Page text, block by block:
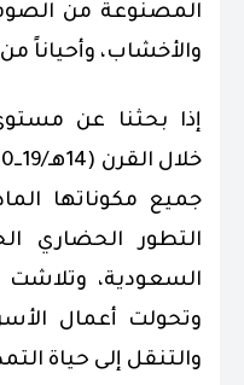
المصنوعة من
والأخشاب، وأحياناً
إذا بحثنا عن
جميع مكوناتها
التطور الحضاري
السعودية، وتلاشت
وتحولت أعمال
والتنقل إلى حياة